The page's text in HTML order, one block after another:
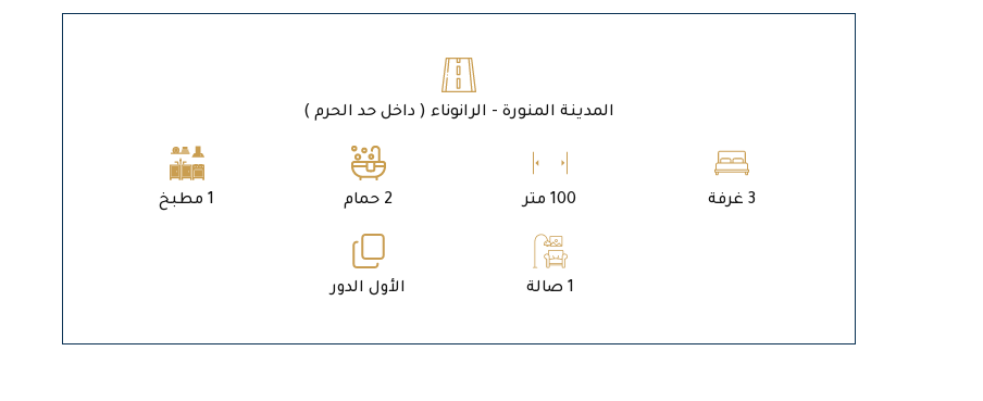
المدينة المنورة - الرانوناء ( داخل حد الحرم )
3 غرفة 100 متر 2 حمام 1 مطبخ
1 صالة الأول الدور